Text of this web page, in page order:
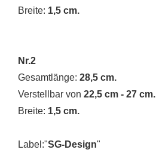
Breite: 1,5 cm.
Nr.2
Gesamtlänge: 28,5 cm.
Verstellbar von 22,5 cm - 27 cm.
Breite: 1,5 cm.
Label:"SG-Design"